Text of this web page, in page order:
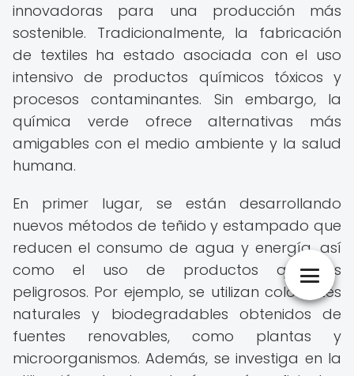
innovadoras para una producción más
sostenible. Tradicionalmente, la fabricación
de textiles ha estado asociada con el uso
intensivo de productos químicos tóxicos y
procesos contaminantes. Sin embargo, la
química verde ofrece alternativas más
amigables con el medio ambiente y la salud
humana.
En primer lugar, se están desarrollando
nuevos métodos de teñido y estampado que
reducen el consumo de agua y energía, así
como el uso de productos químicos
peligrosos. Por ejemplo, se utilizan colorantes
naturales y biodegradables obtenidos de
fuentes renovables, como plantas y
microorganismos. Además, se investiga en la